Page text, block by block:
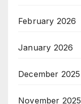
February 2026
January 2026
December 2025
November 2025